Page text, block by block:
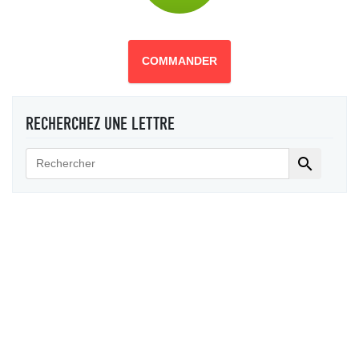
COMMANDER
RECHERCHEZ UNE LETTRE
